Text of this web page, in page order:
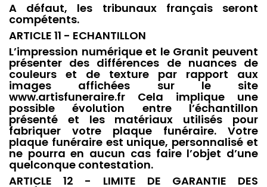
A défaut, les tribunaux français seront
compétents.
ARTICLE 11 - ECHANTILLON
L’impression numérique et le Granit peuvent
présenter des différences de nuances de
couleurs et de texture par rapport aux
images affichées sur le site
www.artisfuneraire.fr Cela implique une
possible évolution entre l’échantillon
présenté et les matériaux utilisés pour
fabriquer votre plaque funéraire. Votre
plaque funéraire est unique, personnalisé et
ne pourra en aucun cas faire l’objet d’une
quelconque contestation.
ARTICLE 12 - LIMITE DE GARANTIE DES